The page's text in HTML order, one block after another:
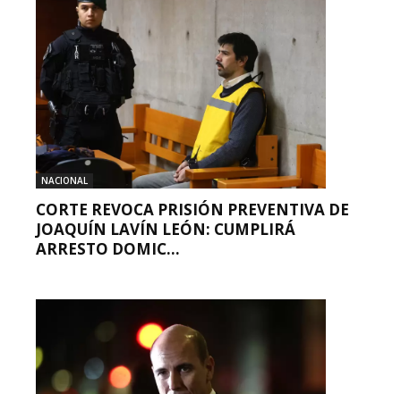
NACIONAL
CORTE REVOCA PRISIÓN PREVENTIVA DE
JOAQUÍN LAVÍN LEÓN: CUMPLIRÁ
ARRESTO DOMIC...